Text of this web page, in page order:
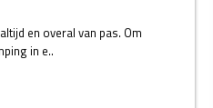
en overal van pas. Om
in e..